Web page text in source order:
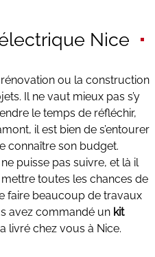
Nice
rénovation ou la construction
Il ne vaut mieux pas s’y
le temps de réfléchir,
il est bien de s’entourer
connaître son budget.
puisse pas suivre, et là il
toutes les chances de
faire beaucoup de travaux
avez commandé un kit
livré chez vous à Nice.